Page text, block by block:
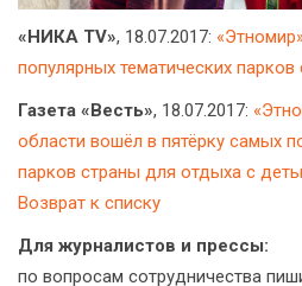
«НИКА TV», 18.07.2017:
популярных тематических парков
Газета «Весть», 18.07.2017:
области вошёл в пятёрку самых
парков страны для отдыха с
Возврат к списку
Для журналистов и прессы:
по вопросам сотрудничества